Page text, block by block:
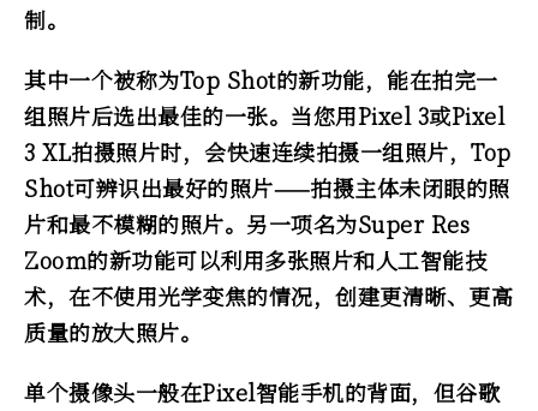
制。
其中一个被称为Top Shot的新功能，能在拍完一
组照片后选出最佳的一张。当您用Pixel 3或Pixel
3 XL拍摄照片时，会快速连续拍摄一组照片，Top
Shot可辨识出最好的照片——拍摄主体未闭眼的照
片和最不模糊的照片。另一项名为Super Res
Zoom的新功能可以利用多张照片和人工智能技
术，在不使用光学变焦的情况，创建更清晰、更高
质量的放大照片。
单个摄像头一般在Pixel智能手机的背面，但谷歌